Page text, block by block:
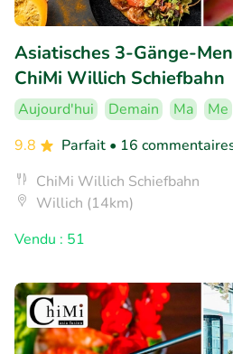
Asiatisches 3-Gänge-
ChiMi Willich Schiefbahn
Aujourd'hui Demain Ma Me
9.8
Parfait • 16
ChiMi Willich Schiefbahn
Willich (14km)
Vendu : 51